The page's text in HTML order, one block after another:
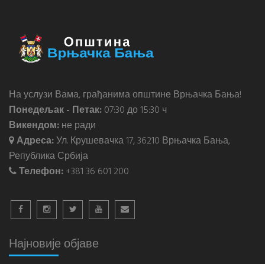
На услузи Вама, грађанима општине Врњачка Бања!
Понедељак - Петак:07:30 до 15:30 ч
Викендом:не ради
Адреса:Ул. Крушевачка 17, 36210 Врњачка Бања,
Република Србија
Телефон:+381 36 601 200
Најновије објаве